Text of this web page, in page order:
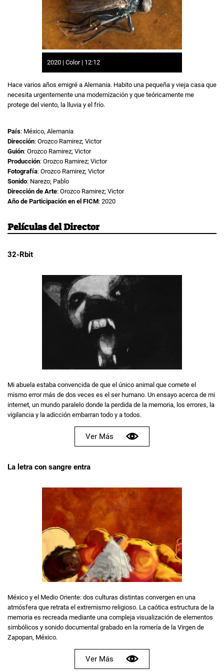
2020 | Color | 12:12
Hace varios años emigré a Alemania. Habito una pequeña y vieja casa que
necesita urgentemente una modernización y que teóricamente me
protege del viento, la lluvia y el frío.
País: México, Alemania
Dirección: Orozco Ramirez; Victor
Guión: Orozco Ramirez; Victor
Producción: Orozco Ramirez; Victor
Fotografía: Orozco Ramirez; Victor
Sonido: Narezo; Pablo
Dirección de Arte: Orozco Ramirez; Victor
Año de Participación en el FICM: 2020
Películas del Director
32-Rbit
Mi abuela estaba convencida de que el único animal que comete el
mismo error más de dos veces es el ser humano. Un ensayo acerca de mi
internet, un mundo paralelo donde la perdida de la memoria, los errores, la
vigilancia y la adicción embarran todo y a todos.
Ver Más
La letra con sangre entra
México y el Medio Oriente: dos culturas distintas convergen en una
atmósfera que retrata el extremismo religioso. La caótica estructura de la
memoria es recreada mediante una compleja visualización de elementos
simbólicos y sonido documental grabado en la romería de la Virgen de
Zapopan, México.
Ver Más